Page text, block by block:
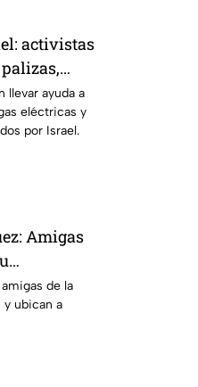
activistas
llevar ayuda a
eléctricas y
por Israel.
Amigas
en la
de la
y ubican a